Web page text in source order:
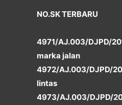
NO.SK TERBARU
4971/AJ.003/DJPD/
marka jalan
4972/AJ.003/DJPD/
lintas
4973/AJ.003/DJPD/